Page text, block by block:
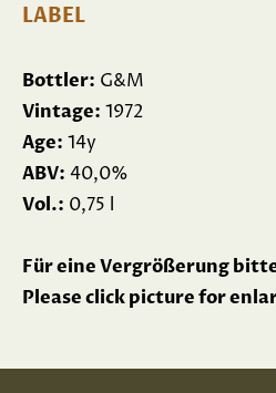
LABEL
Bottler: G&M
Vintage: 1972
Age: 14y
ABV: 40,0%
Vol.: 0,75 l
Für eine Vergrößerung
Please click picture for